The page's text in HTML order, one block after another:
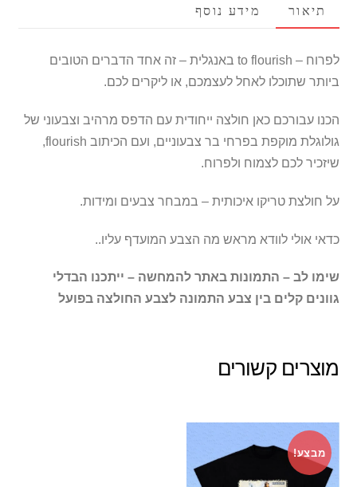
גולגולת
פרחוני
תיאור מידע נוסף
לפרוח – to flourish באנגלית – זה אחד הדברים הטובים
ביותר שתוכלו לאחל לעצמכם, או ליקרים לכם.
הכנו עבורכם כאן חולצה ייחודית עם הדפס מרהיב וצבעוני של
גולוגלת מוקפת בפרחי בר צבעוניים, ועם הכיתוב flourish,
שיזכיר לכם לצמוח ולפרוח.
על חולצת טריקו איכותית – במבחר צבעים ומידות.
כדאי אולי לוודא מראש מה הצבע המועדף עליו..
שימו לב – התמונות באתר להמחשה – ייתכנו הבדלי
גוונים קלים בין צבע התמונה לצבע החולצה בפועל
מוצרים קשורים
מבצע!